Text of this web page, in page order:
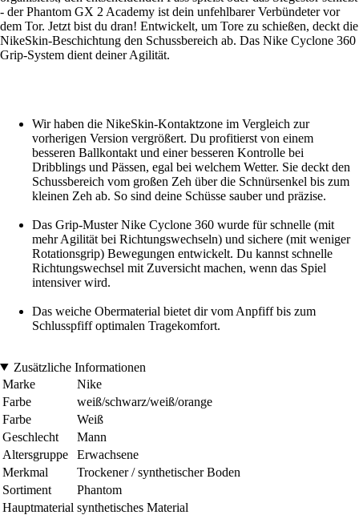
- der Phantom GX 2 Academy ist dein unfehlbarer Verbündeter vor
dem Tor. Jetzt bist du dran! Entwickelt, um Tore zu schießen, deckt die
NikeSkin-Beschichtung den Schussbereich ab. Das Nike Cyclone 360
Grip-System dient deiner Agilität.
Wir haben die NikeSkin-Kontaktzone im Vergleich zur
vorherigen Version vergrößert. Du profitierst von einem
besseren Ballkontakt und einer besseren Kontrolle bei
Dribblings und Pässen, egal bei welchem Wetter. Sie deckt den
Schussbereich vom großen Zeh über die Schnürsenkel bis zum
kleinen Zeh ab. So sind deine Schüsse sauber und präzise.
Das Grip-Muster Nike Cyclone 360 wurde für schnelle (mit
mehr Agilität bei Richtungswechseln) und sichere (mit weniger
Rotationsgrip) Bewegungen entwickelt. Du kannst schnelle
Richtungswechsel mit Zuversicht machen, wenn das Spiel
intensiver wird.
Das weiche Obermaterial bietet dir vom Anpfiff bis zum
Schlusspfiff optimalen Tragekomfort.
Zusätzliche Informationen
Marke
Nike
Farbe
weiß/schwarz/weiß/orange
Farbe
Weiß
Geschlecht
Mann
Altersgruppe
Erwachsene
Merkmal
Trockener / synthetischer Boden
Sortiment
Phantom
Hauptmaterial synthetisches Material